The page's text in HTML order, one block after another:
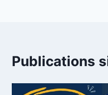
Publications